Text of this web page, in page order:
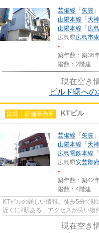
芸備線 「矢賀
山陽本線 「天
山陽本線 「広島
広島県広島市
-
築年数：築36
階数：2階建
現在空き
ビルド曙へ
賃貸｜店舗事務所 KTビル
芸備線 「矢賀
山陽本線 「天
広島電鉄本線 「
広島県安芸郡
-
築年数：築42
階数：4階建
KTビルの詳しい情報。徒歩5分で駅
近くに2駅ある、アクセスが良い物
ります。
現在空き